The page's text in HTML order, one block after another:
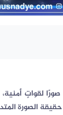
لقواتٍ
الصورة